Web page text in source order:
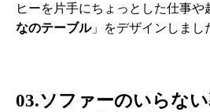
ヒーを片手にちょっとした仕事
なのテーブル」をデザインしまし
03.ソファーのいらな